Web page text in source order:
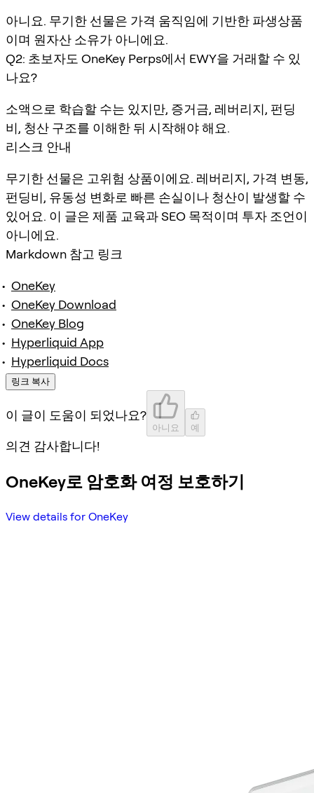
아니요. 무기한 선물은 가격 움직임에 기반한 파생상품
이며 원자산 소유가 아니에요.
Q2: 초보자도 OneKey Perps에서 EWY을 거래할 수 있
나요?
소액으로 학습할 수는 있지만, 증거금, 레버리지, 펀딩
비, 청산 구조를 이해한 뒤 시작해야 해요.
리스크 안내
무기한 선물은 고위험 상품이에요. 레버리지, 가격 변동,
펀딩비, 유동성 변화로 빠른 손실이나 청산이 발생할 수
있어요. 이 글은 제품 교육과 SEO 목적이며 투자 조언이
아니에요.
Markdown 참고 링크
OneKey
OneKey Download
OneKey Blog
Hyperliquid App
Hyperliquid Docs
링크 복사
이 글이 도움이 되었나요?
아니요 예
의견 감사합니다!
OneKey로 암호화 여정 보호하기
View details for OneKey